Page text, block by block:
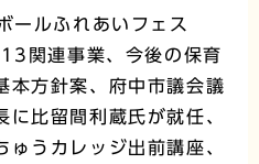
ールふれあいフェス
関連事業、今後の保育
本方針案、府中市議会議
比留間利蔵氏が就任、
ゅうカレッジ出前講座、